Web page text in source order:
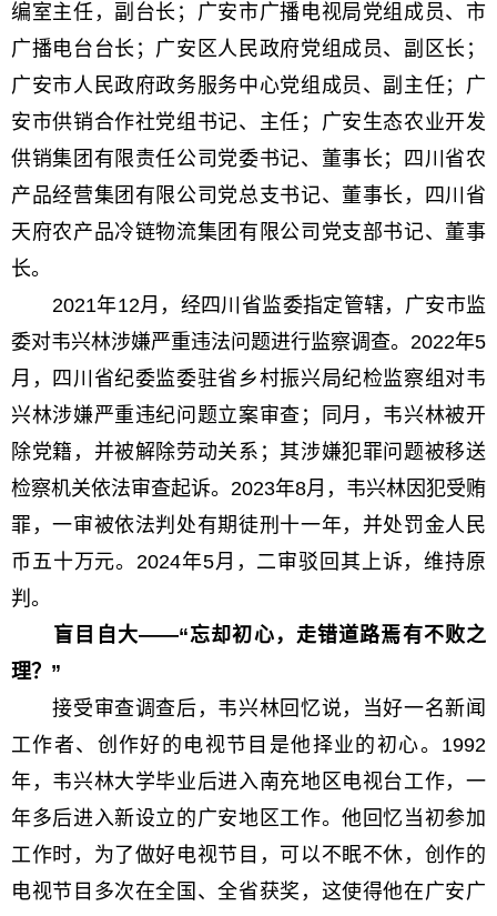
编室主任，副台长；广安市广播电视局党组成员、市
广播电台台长；广安区人民政府党组成员、副区长；
广安市人民政府政务服务中心党组成员、副主任；广
安市供销合作社党组书记、主任；广安生态农业开发
供销集团有限责任公司党委书记、董事长；四川省农
产品经营集团有限公司党总支书记、董事长，四川省
天府农产品冷链物流集团有限公司党支部书记、董事
长。
2021年12月，经四川省监委指定管辖，广安市监
委对韦兴林涉嫌严重违法问题进行监察调查。2022年5
月，四川省纪委监委驻省乡村振兴局纪检监察组对韦
兴林涉嫌严重违纪问题立案审查；同月，韦兴林被开
除党籍，并被解除劳动关系；其涉嫌犯罪问题被移送
检察机关依法审查起诉。2023年8月，韦兴林因犯受贿
罪，一审被依法判处有期徒刑十一年，并处罚金人民
币五十万元。2024年5月，二审驳回其上诉，维持原
判。
盲目自大——“忘却初心，走错道路焉有不败之
理？”
接受审查调查后，韦兴林回忆说，当好一名新闻
工作者、创作好的电视节目是他择业的初心。1992
年，韦兴林大学毕业后进入南充地区电视台工作，一
年多后进入新设立的广安地区工作。他回忆当初参加
工作时，为了做好电视节目，可以不眠不休，创作的
电视节目多次在全国、全省获奖，这使得他在广安广